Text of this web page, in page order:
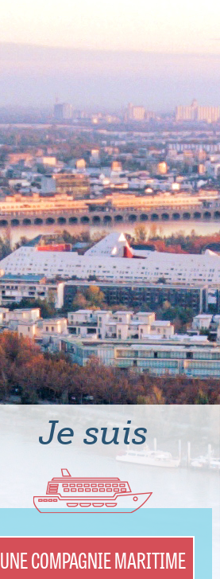
Je suis
UNE COMPAGNIE MARITIME